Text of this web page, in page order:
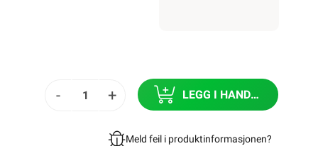
- + LEGG I HANDLEKURV
Meld feil i produktinformasjonen?